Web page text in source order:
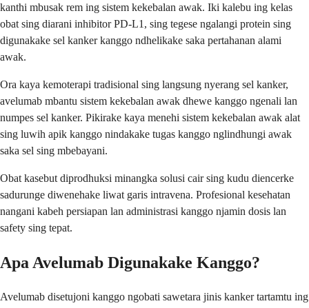
kanthi mbusak rem ing sistem kekebalan awak. Iki kalebu ing kelas
obat sing diarani inhibitor PD-L1, sing tegese ngalangi protein sing
digunakake sel kanker kanggo ndhelikake saka pertahanan alami
awak.
Ora kaya kemoterapi tradisional sing langsung nyerang sel kanker,
avelumab mbantu sistem kekebalan awak dhewe kanggo ngenali lan
numpes sel kanker. Pikirake kaya menehi sistem kekebalan awak alat
sing luwih apik kanggo nindakake tugas kanggo nglindhungi awak
saka sel sing mbebayani.
Obat kasebut diprodhuksi minangka solusi cair sing kudu diencerke
sadurunge diwenehake liwat garis intravena. Profesional kesehatan
nangani kabeh persiapan lan administrasi kanggo njamin dosis lan
safety sing tepat.
Apa Avelumab Digunakake Kanggo?
Avelumab disetujoni kanggo ngobati sawetara jinis kanker tartamtu ing